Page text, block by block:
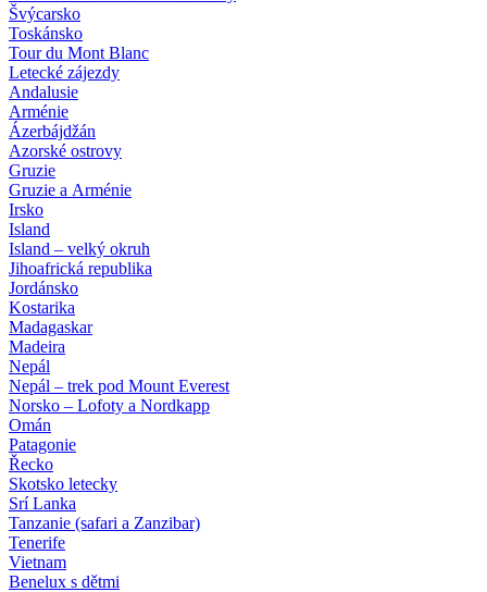
Švýcarsko
Toskánsko
Tour du Mont Blanc
Letecké zájezdy
Andalusie
Arménie
Ázerbájdžán
Azorské ostrovy
Gruzie
Gruzie a Arménie
Irsko
Island
Island – velký okruh
Jihoafrická republika
Jordánsko
Kostarika
Madagaskar
Madeira
Nepál
Nepál – trek pod Mount Everest
Norsko – Lofoty a Nordkapp
Omán
Patagonie
Řecko
Skotsko letecky
Srí Lanka
Tanzanie (safari a Zanzibar)
Tenerife
Vietnam
Benelux s dětmi